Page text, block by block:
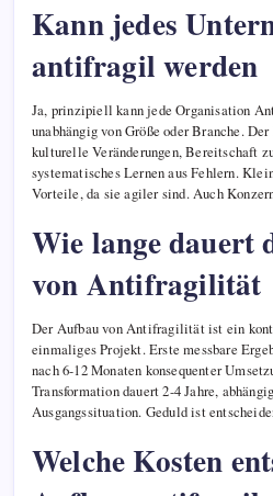
Kann jedes
antifragil werden
Ja, prinzipiell kann jede Organisation
unabhängig von Größe oder Branche.
kulturelle Veränderungen, Bereitschaft
systematisches Lernen aus Fehlern.
Vorteile, da sie agiler sind. Auch
Wie lange dauert
von Antifragilität
Der Aufbau von Antifragilität ist ein
einmaliges Projekt. Erste messbare
nach 6-12 Monaten konsequenter
Transformation dauert 2-4 Jahre,
Ausgangssituation. Geduld ist
Welche Kosten